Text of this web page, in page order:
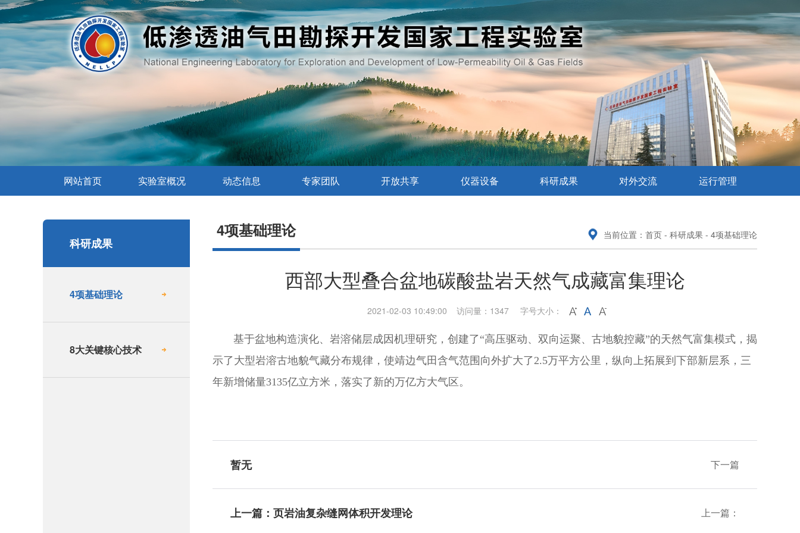
网站首页 实验室概况 动态信息 专家团队 开放共享 仪器设备 科研成果 对外交流 运行管理
科研成果
4项基础理论
8大关键核心技术
4项基础理论 当前位置：首页 - 科研成果 - 4项基础理论
西部大型叠合盆地碳酸盐岩天然气成藏富集理论
2021-02-03 10:49:00 访问量：1347 字号大小：
基于盆地构造演化、岩溶储层成因机理研究，创建了“高压驱动、双向运聚、古地貌控藏”的天然气富集模式，揭
示了大型岩溶古地貌气藏分布规律，使靖边气田含气范围向外扩大了2.5万平方公里，纵向上拓展到下部新层系，三
年新增储量3135亿立方米，落实了新的万亿方大气区。
下一篇
暂无
上一篇：
上一篇：页岩油复杂缝网体积开发理论​